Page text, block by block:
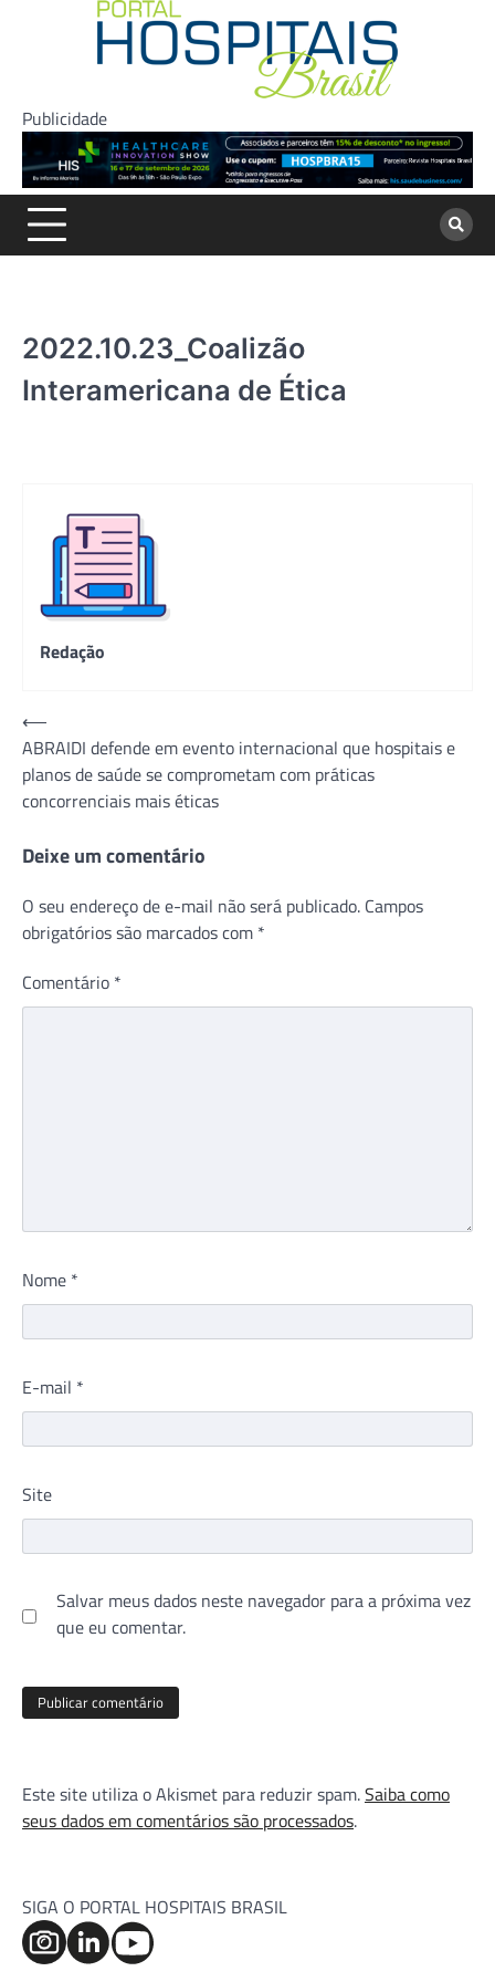
Publicidade
2022.10.23_Coalizão
Interamericana de Ética
Redação
Navegação
de
Post
⟵
ABRAIDI defende em evento internacional que hospitais e
planos de saúde se comprometam com práticas
concorrenciais mais éticas
Deixe um comentário
O seu endereço de e-mail não será publicado. Campos
obrigatórios são marcados com *
Comentário *
Nome *
E-mail *
Site
Salvar meus dados neste navegador para a próxima vez
que eu comentar.
Este site utiliza o Akismet para reduzir spam.Saiba como
seus dados em comentários são processados.
SIGA O PORTAL HOSPITAIS BRASIL